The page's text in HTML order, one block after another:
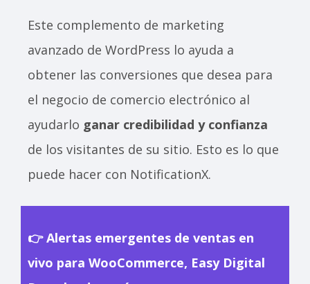
Este complemento de marketing
avanzado de WordPress lo ayuda a
obtener las conversiones que desea para
el negocio de comercio electrónico al
ayudarlo ganar credibilidad y confianza
de los visitantes de su sitio. Esto es lo que
puede hacer con NotificationX.
👉 Alertas emergentes de ventas en
vivo para WooCommerce, Easy Digital